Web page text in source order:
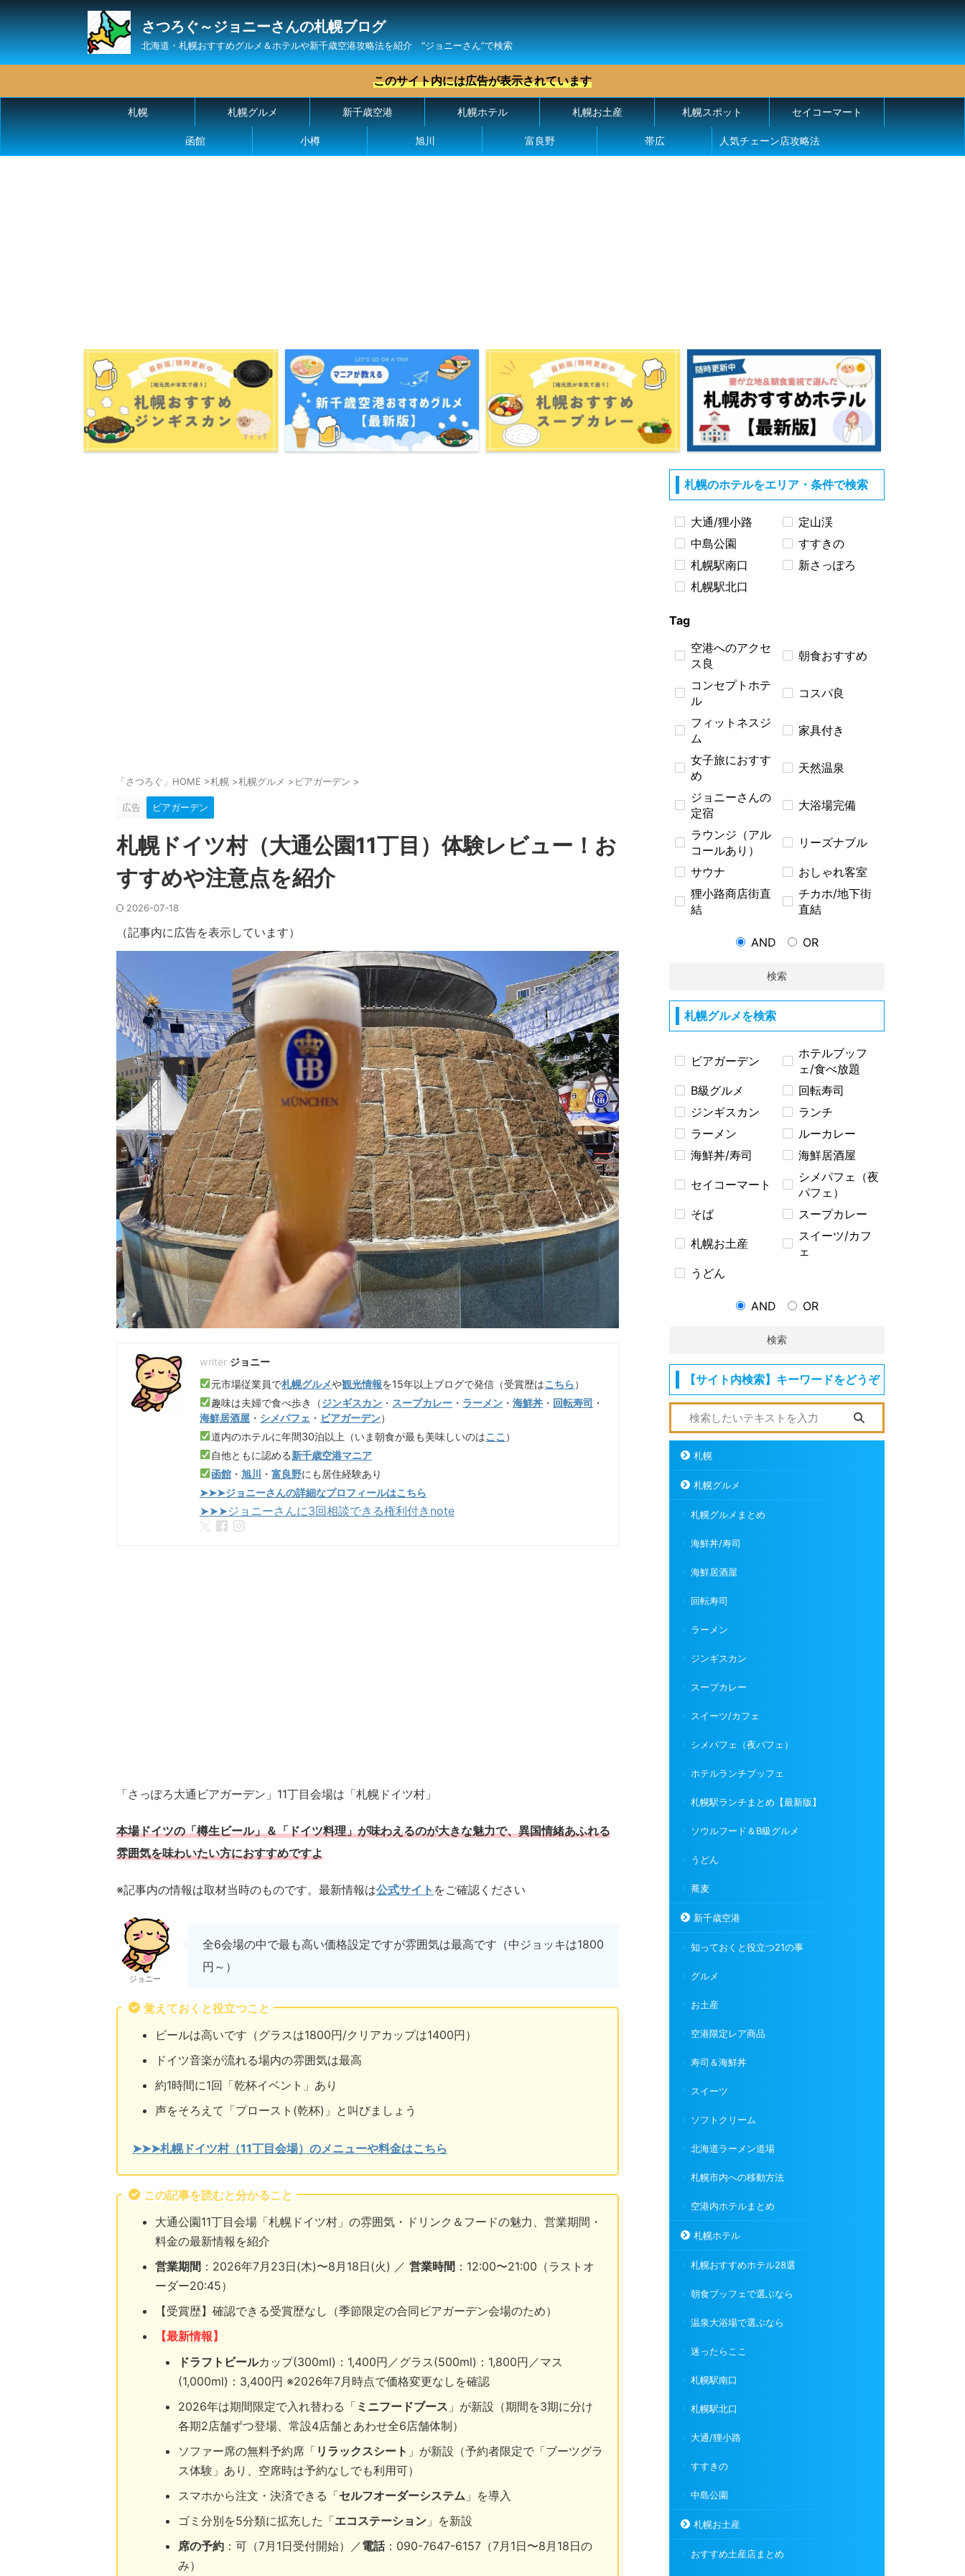
さつろぐ～ジョニーさんの札幌ブログ
北海道・札幌おすすめグルメ＆ホテルや新千歳空港攻略法を紹介 ″ジョニーさん“で検索
このサイト内には広告が表示されています
札幌 札幌グルメ 新千歳空港 札幌ホテル 札幌お土産 札幌スポット セイコーマート
函館 小樽 旭川 富良野 帯広 人気チェーン店攻略法
「さつろぐ」HOME >札幌 >札幌グルメ >ビアガーデン >
広告 ビアガーデン
札幌ドイツ村（大通公園11丁目）体験レビュー！お
すすめや注意点を紹介
2026-07-18
（記事内に広告を表示しています）
ジョニー
元市場従業員で札幌グルメや観光情報を15年以上ブログで発信（受賞歴はこちら）
趣味は夫婦で食べ歩き（ジンギスカン ・ スープカレー ・ ラーメン ・海鮮丼 ・ 回転寿司 ・
海鮮居酒屋 ・ シメパフェ ・ ビアガーデン）
道内のホテルに年間30泊以上（いま朝食が最も美味しいのはここ ）
自他ともに認める新千歳空港マニア
函館 ・旭川 ・富良野にも居住経験あり
➤➤➤ジョニーさんの詳細なプロフィールはこちら
➤➤➤ジョニーさんに3回相談できる権利付きnote
「さっぽろ大通ビアガーデン」11丁目会場は「札幌ドイツ村」
本場ドイツの「樽生ビール」＆「ドイツ料理」が味わえるのが大きな魅力で、異国情緒あふれる
雰囲気を味わいたい方におすすめですよ
※記事内の情報は取材当時のものです。最新情報は公式サイト をご確認ください
ジョニー
全6会場の中で最も高い価格設定ですが雰囲気は最高です（中ジョッキは1800
円～）
覚えておくと役立つこと
ビールは高いです（グラスは1800円/クリアカップは1400円）
ドイツ音楽が流れる場内の雰囲気は最高
約1時間に1回「乾杯イベント」あり
声をそろえて「プロースト(乾杯)」と叫びましょう
➤➤➤札幌ドイツ村（11丁目会場）のメニューや料金はこちら
この記事を読むと分かること
大通公園11丁目会場「札幌ドイツ村」の雰囲気・ドリンク＆フードの魅力、営業期間・
料金の最新情報を紹介
営業期間 ：2026年7月23日(木)〜8月18日(火) ／ 営業時間 ：12:00〜21:00（ラストオ
ーダー20:45）
【受賞歴】確認できる受賞歴なし（季節限定の合同ビアガーデン会場のため）
【最新情報】
ドラフトビールカップ(300ml)：1,400円／グラス(500ml)：1,800円／マス
(1,000ml)：3,400円 ※2026年7月時点で価格変更なしを確認
2026年は期間限定で入れ替わる「 ミニフードブース 」が新設（期間を3期に分け
各期2店舗ずつ登場、常設4店舗とあわせ全6店舗体制）
ソファー席の無料予約席「 リラックスシート 」が新設（予約者限定で「ブーツグラ
ス体験」あり、空席時は予約なしでも利用可）
スマホから注文・決済できる「セルフオーダーシステム 」を導入
ゴミ分別を5分類に拡充した「エコステーション 」を新設
席の予約 ：可（7月1日受付開始）／電話：090-7647-6157（7月1日〜8月18日の
み）
札幌のホテルをエリア・条件で検索
大通/狸小路
定山渓
中島公園
すすきの
札幌駅南口
新さっぽろ
札幌駅北口
Tag
空港へのアクセ
ス良
朝食おすすめ
コンセプトホテ
ル
コスパ良
フィットネスジ
ム
家具付き
女子旅におすす
め
天然温泉
ジョニーさんの
定宿
大浴場完備
ラウンジ（アル
コールあり）
リーズナブル
サウナ
おしゃれ客室
狸小路商店街直
結
チカホ/地下街
直結
AND OR
検索
札幌グルメを検索
ビアガーデン
ホテルブッフ
ェ/食べ放題
B級グルメ
回転寿司
ジンギスカン
ランチ
ラーメン
ルーカレー
海鮮丼/寿司
海鮮居酒屋
セイコーマート
シメパフェ（夜
パフェ）
そば
スープカレー
札幌お土産
スイーツ/カフ
ェ
うどん
AND OR
検索
【サイト内検索】キーワードをどうぞ
札幌
札幌グルメ
札幌グルメまとめ
海鮮丼/寿司
海鮮居酒屋
回転寿司
ラーメン
ジンギスカン
スープカレー
スイーツ/カフェ
シメパフェ（夜パフェ）
ホテルランチブッフェ
札幌駅ランチまとめ【最新版】
ソウルフード＆B級グルメ
うどん
蕎麦
新千歳空港
知っておくと役立つ21の事
グルメ
お土産
空港限定レア商品
寿司＆海鮮丼
スイーツ
ソフトクリーム
北海道ラーメン道場
札幌市内への移動方法
空港内ホテルまとめ
札幌ホテル
札幌おすすめホテル28選
朝食ブッフェで選ぶなら
温泉大浴場で選ぶなら
迷ったらここ
札幌駅南口
札幌駅北口
大通/狸小路
すすきの
中島公園
札幌お土産
おすすめ土産店まとめ